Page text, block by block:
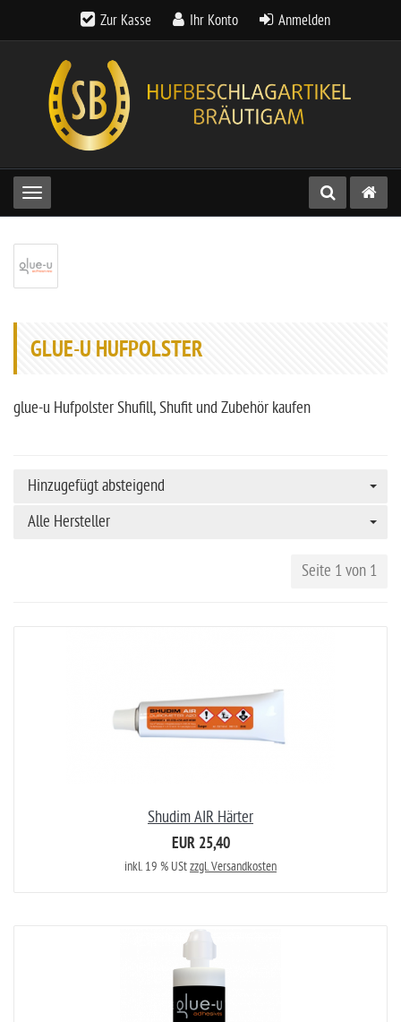
Zur Kasse Ihr Konto Anmelden
Toggle navigation
GLUE-U HUFPOLSTER
glue-u Hufpolster Shufill, Shufit und Zubehör kaufen
Hinzugefügt absteigend
Alle Hersteller
Seite 1 von 1
Shudim AIR Härter
EUR 25,40
inkl. 19 % UStzzgl. Versandkosten